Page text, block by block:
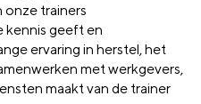
onze trainers
kennis geeft en
ervaring in herstel, het
met werkgevers,
maakt van de trainer